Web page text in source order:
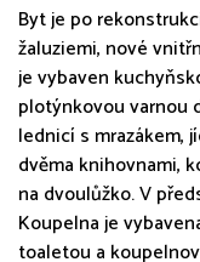
Byt je po
žaluziemi, nové
je vybaven
plotýnkovou varnou
lednicí s mrazákem,
dvěma knihovnami,
na dvoulůžko. V
Koupelna je
toaletou a